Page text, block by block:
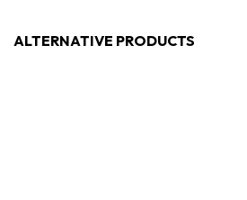
ALTERNATIVE PRODUCTS